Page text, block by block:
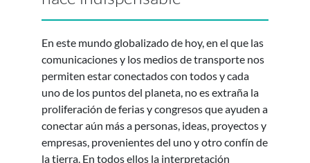
En este mundo globalizado de hoy, en el que las
comunicaciones y los medios de transporte nos
permiten estar conectados con todos y cada
uno de los puntos del planeta, no es extraña la
proliferación de ferias y congresos que ayuden a
conectar aún más a personas, ideas, proyectos y
empresas, provenientes del uno y otro confín de
la tierra. En todos ellos la interpretación